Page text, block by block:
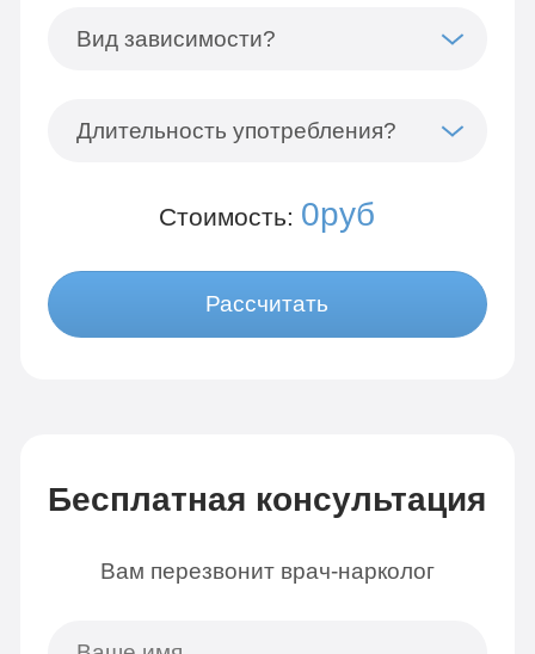
Вид зависимости?
Длительность употребления?
Стоимость: 0руб
Рассчитать
Бесплатная консультация
Вам перезвонит врач-нарколог